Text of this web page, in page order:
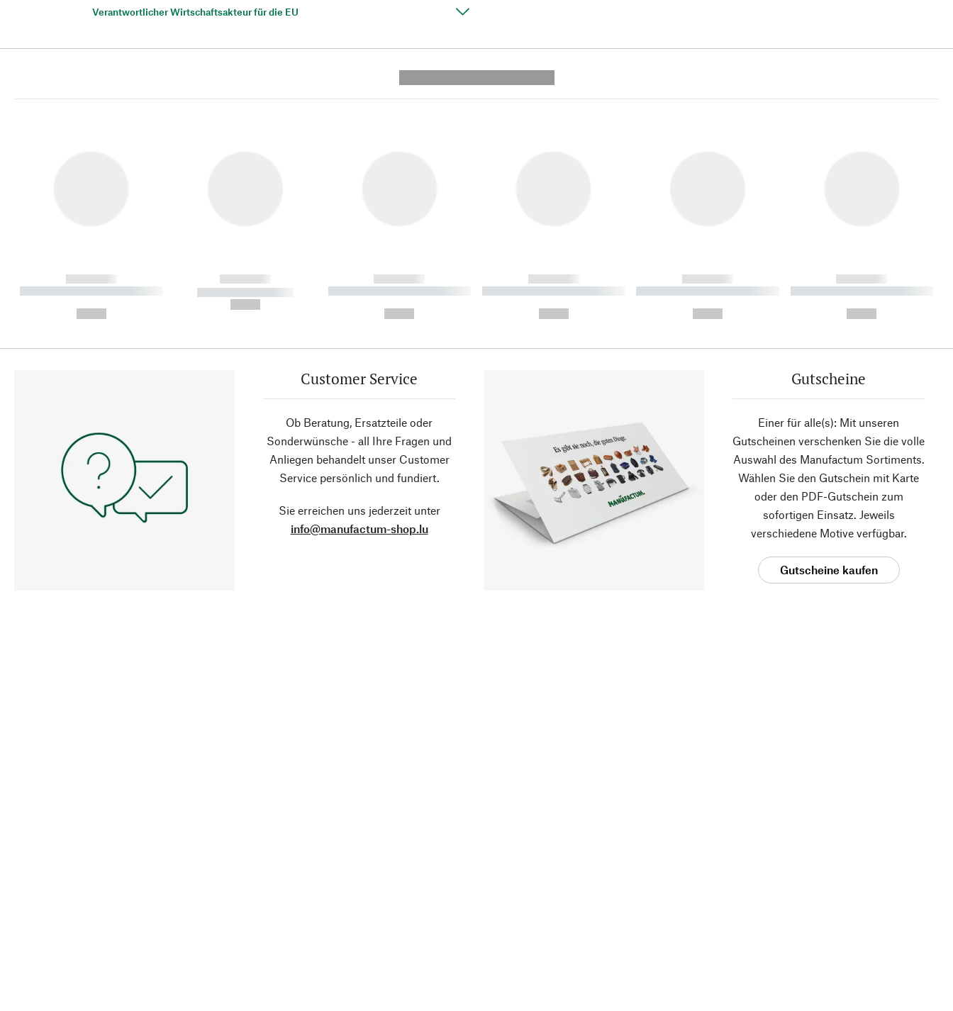
Verantwortlicher Wirtschaftsakteur für die EU
------------
----------- ----------- ----------
------------
----------- -----------
------------
----------- ----------- ----------
------------
----------- ----------- ----------
------------
----------- ----------- ----------
------------
----------- ----------- ----------
Customer Service
Ob Beratung, Ersatzteile oder
Sonderwünsche - all Ihre Fragen und
Anliegen behandelt unser Customer
Service persönlich und fundiert.
Sie erreichen uns jederzeit unter
info@manufactum-shop.lu
Gutscheine
Einer für alle(s): Mit unseren
Gutscheinen verschenken Sie die volle
Auswahl des Manufactum Sortiments.
Wählen Sie den Gutschein mit Karte
oder den PDF-Gutschein zum
sofortigen Einsatz. Jeweils
verschiedene Motive verfügbar.
Gutscheine kaufen